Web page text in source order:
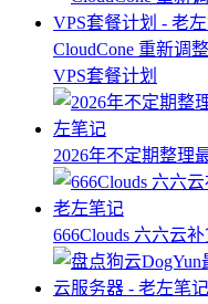
CloudCone 重新调
VPS套餐计划
2026年不定期整理
666Clouds 六六云